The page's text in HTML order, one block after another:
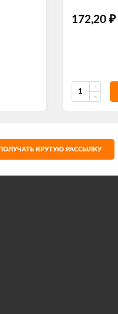
172,20 ₽
ПОЛУЧАТЬ КРУТУЮ РАССЫЛКУ